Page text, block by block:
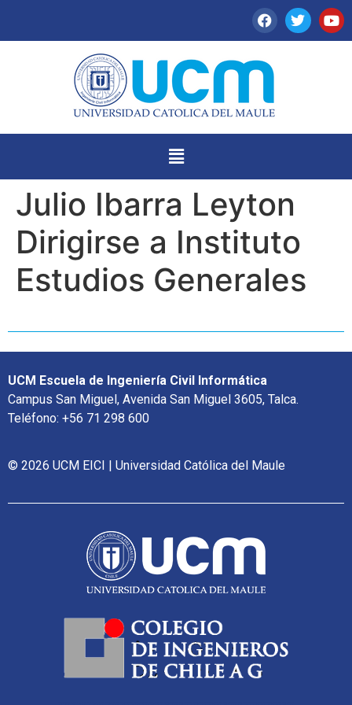
Julio Ibarra Leyton
Dirigirse a Instituto
Estudios Generales
UCM Escuela de Ingeniería Civil Informática
Campus San Miguel, Avenida San Miguel 3605, Talca.
Teléfono: +56 71 298 600
© 2026 UCM EICI | Universidad Católica del Maule